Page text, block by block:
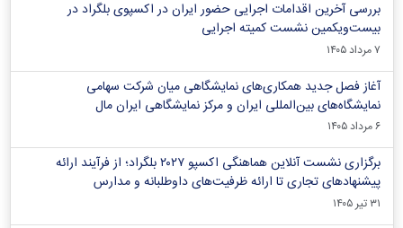
بررسی آخرین اقدامات اجرایی حضور ایران در اکسپوی بلگراد در
بیست‌ویکمین نشست کمیته اجرایی
۷ مرداد ۱۴۰۵
آغاز فصل جدید همکاری‌های نمایشگاهی میان شرکت سهامی
نمایشگاه‌های بین‌المللی ایران و مرکز نمایشگاهی ایران‌ مال
۶ مرداد ۱۴۰۵
برگزاری نشست آنلاین هماهنگی اکسپو ۲۰۲۷ بلگراد؛ از فرآیند ارائه
پیشنهادهای تجاری تا ارائه ظرفیت‌های داوطلبانه و مدارس
۳۱ تیر ۱۴۰۵